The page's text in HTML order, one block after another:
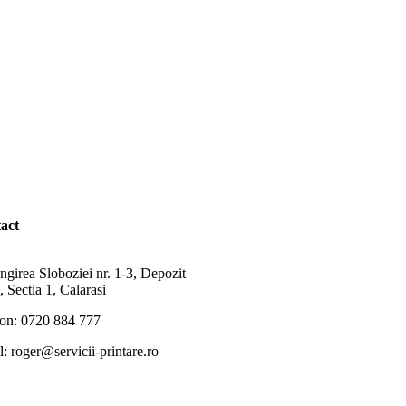
Sloboziei nr. 1-3, Depozit
Sectia 1, Calarasi
0720 884 777
roger@servicii-printare.ro